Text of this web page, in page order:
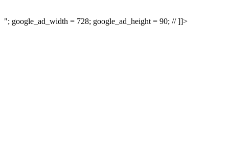
"; google_ad_width = 728; google_ad_height = 90; // ]]>